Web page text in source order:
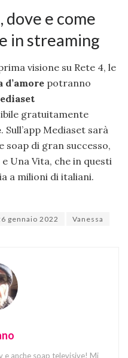
dove e come
in streaming
visione su Rete 4, le
d’amore potranno
gratuitamente
. Sull’app Mediaset sarà
soap di gran successo,
Una Vita, che in questi
a milioni di italiani.
gennaio 2022
Vanessa
e anche soap televisive! Mi